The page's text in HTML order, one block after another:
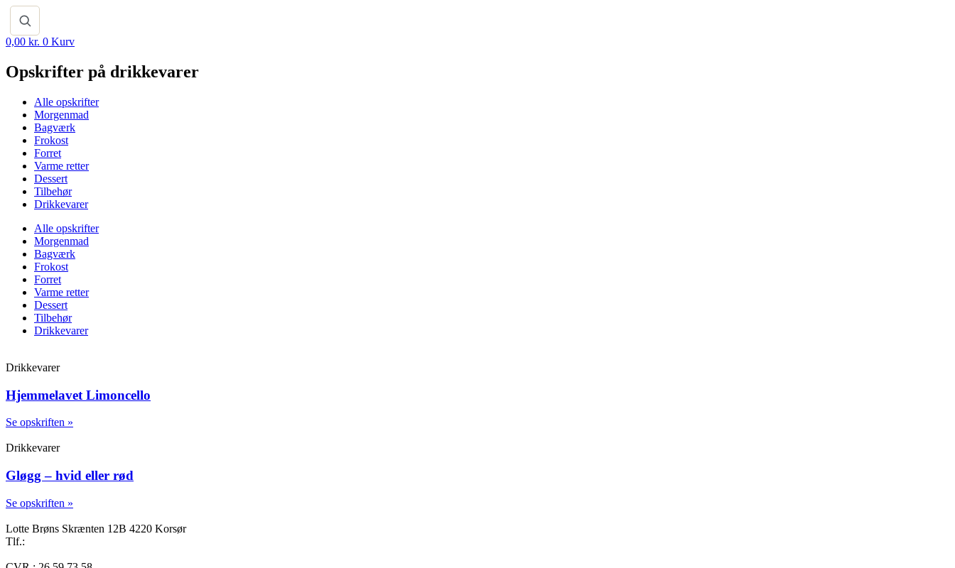
0,00 kr. 0 Kurv
Opskrifter på drikkevarer
Alle opskrifter
Morgenmad
Bagværk
Frokost
Forret
Varme retter
Dessert
Tilbehør
Drikkevarer
Alle opskrifter
Morgenmad
Bagværk
Frokost
Forret
Varme retter
Dessert
Tilbehør
Drikkevarer
Drikkevarer
Hjemmelavet Limoncello
Se opskriften »
Drikkevarer
Gløgg – hvid eller rød
Se opskriften »
Lotte Brøns Skrænten 12B 4220 Korsør
Tlf.: